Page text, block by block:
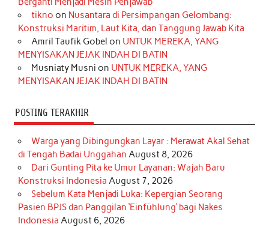
o
k
r
a
m
e
s
t
I
n
r
e
tikno on Nusantara di Persimpangan Gelombang:
Konstruksi Maritim, Laut Kita, dan Tanggung Jawab Kita
Amril Taufik Gobel on UNTUK MEREKA, YANG
MENYISAKAN JEJAK INDAH DI BATIN
Musniaty Musni on UNTUK MEREKA, YANG
MENYISAKAN JEJAK INDAH DI BATIN
POSTING TERAKHIR
Warga yang Dibingungkan Layar : Merawat Akal Sehat
di Tengah Badai Unggahan August 8, 2026
Dari Gunting Pita ke Umur Layanan: Wajah Baru
Konstruksi Indonesia August 7, 2026
Sebelum Kata Menjadi Luka: Kepergian Seorang
Pasien BPJS dan Panggilan ‘Einfühlung’ bagi Nakes
Indonesia August 6, 2026